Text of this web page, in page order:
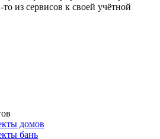
из сервисов к своей учётной
домов
бань